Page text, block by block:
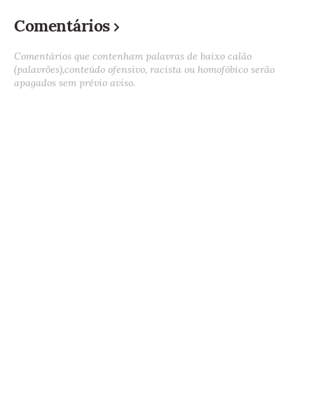
Comentários
Comentários que contenham palavras de baixo calão
(palavrões),conteúdo ofensivo, racista ou homofóbico serão
apagados sem prévio aviso.